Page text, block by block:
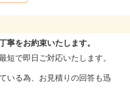
寧をお約束いたします。
短で即日ご対応いたします。
いる為、お見積りの回答も迅